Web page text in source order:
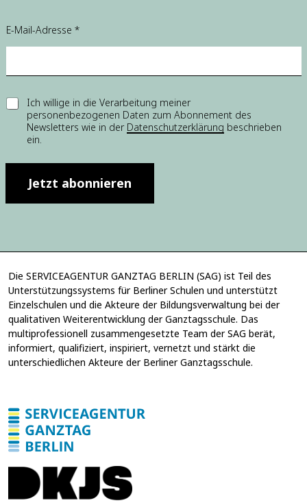
i
n
l
i
g
n
l
g
u
n
g
E
n
g
u
E-Mail-Adresse *
E
l
g
Ich willige in die Verarbeitung meiner
personenbezogenen Daten zum Abonnement des
Newsletters wie in der Datenschutzerklärung beschrieben
ein.
Jetzt abonnieren
Die SERVICEAGENTUR GANZTAG BERLIN (SAG) ist Teil des
Unterstützungssystems für Berliner Schulen und unterstützt
Einzelschulen und die Akteure der Bildungsverwaltung bei der
qualitativen Weiterentwicklung der Ganztagsschule. Das
multiprofessionell zusammengesetzte Team der SAG berät,
informiert, qualifiziert, inspiriert, vernetzt und stärkt die
unterschiedlichen Akteure der Berliner Ganztagsschule.